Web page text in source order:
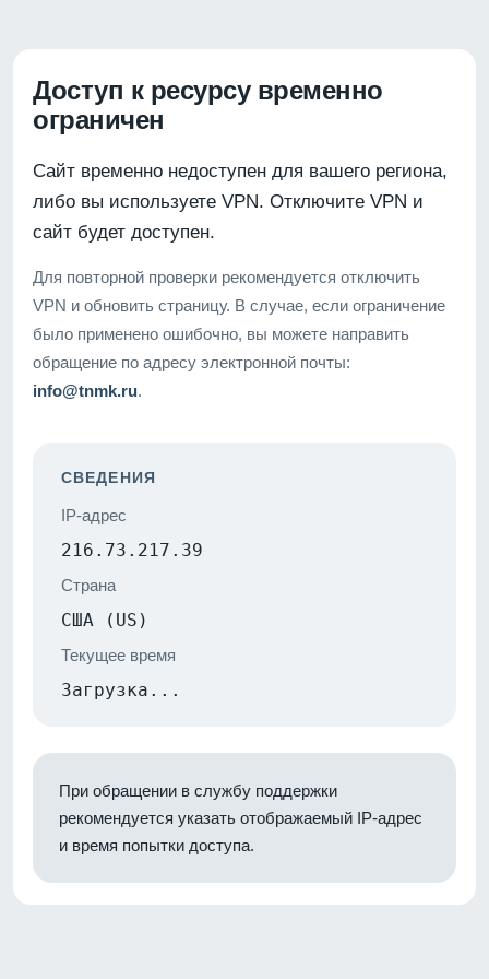
Доступ к ресурсу временно
ограничен
Сайт временно недоступен для вашего региона,
либо вы используете VPN. Отключите VPN и
сайт будет доступен.
Для повторной проверки рекомендуется отключить
VPN и обновить страницу. В случае, если ограничение
было применено ошибочно, вы можете направить
обращение по адресу электронной почты:
info@tnmk.ru.
СВЕДЕНИЯ
IP-адрес
216.73.217.39
Страна
США (US)
Текущее время
Загрузка...
При обращении в службу поддержки
рекомендуется указать отображаемый IP-адрес
и время попытки доступа.